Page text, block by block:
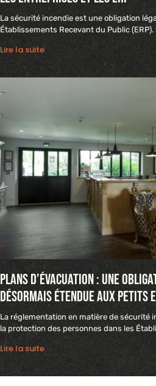
La sécurité incendie est une obligation
Établissements Recevant du Public
Lire la suite
Plans d’évacuation : une
désormais étendue aux petits
La réglementation en matière de sécurité
la protection des personnes dans les
Lire la suite